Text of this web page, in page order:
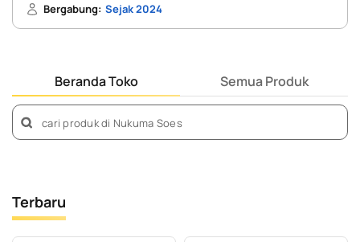
Bergabung: Sejak 2024
Beranda Toko Semua Produk
Terbaru